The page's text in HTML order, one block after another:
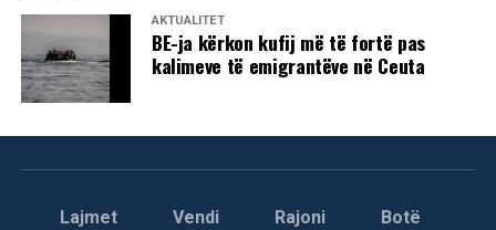
AKTUALITET
BE-ja kërkon kufij më të fortë pas
kalimeve të emigrantëve në Ceuta
Lajmet Vendi Rajoni Botë